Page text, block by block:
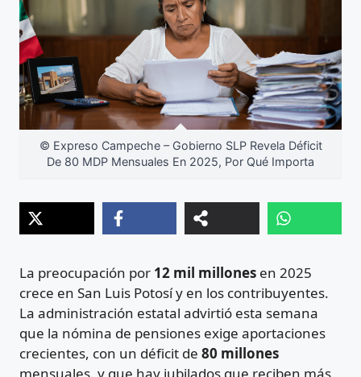
© Expreso Campeche – Gobierno SLP Revela Déficit
De 80 MDP Mensuales En 2025, Por Qué Importa
La preocupación por 12 mil millones en 2025
crece en San Luis Potosí y en los contribuyentes.
La administración estatal advirtió esta semana
que la nómina de pensiones exige aportaciones
crecientes, con un déficit de 80 millones